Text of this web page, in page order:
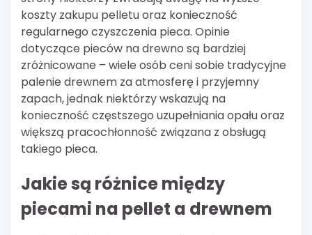
koszty zakupu pelletu oraz konieczność
regularnego czyszczenia pieca. Opinie
dotyczące pieców na drewno są bardziej
zróżnicowane – wiele osób ceni sobie tradycyjne
palenie drewnem za atmosferę i przyjemny
zapach, jednak niektórzy wskazują na
konieczność częstszego uzupełniania opału oraz
większą pracochłonność związana z obsługą
takiego pieca.
Jakie są różnice między
piecami na pellet a drewnem